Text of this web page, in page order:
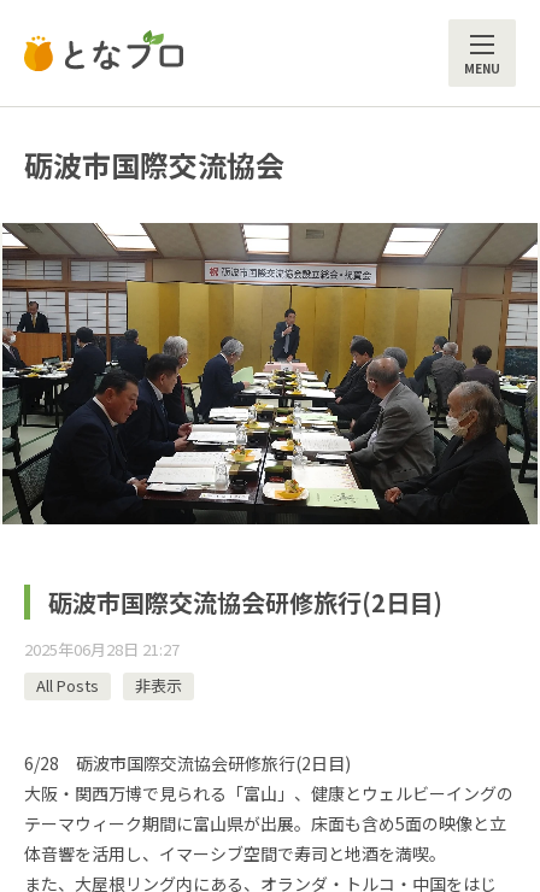
砺波市国際交流協会
砺波市国際交流協会研修旅行(2日目)
2025年06月28日 21:27
All Posts
非表示
6/28 砺波市国際交流協会研修旅行(2日目)
大阪・関西万博で見られる「富山」、健康とウェルビーイングの
テーマウィーク期間に富山県が出展。床面も含め5面の映像と立
体音響を活用し、イマーシブ空間で寿司と地酒を満喫。
また、大屋根リング内にある、オランダ・トルコ・中国をはじ